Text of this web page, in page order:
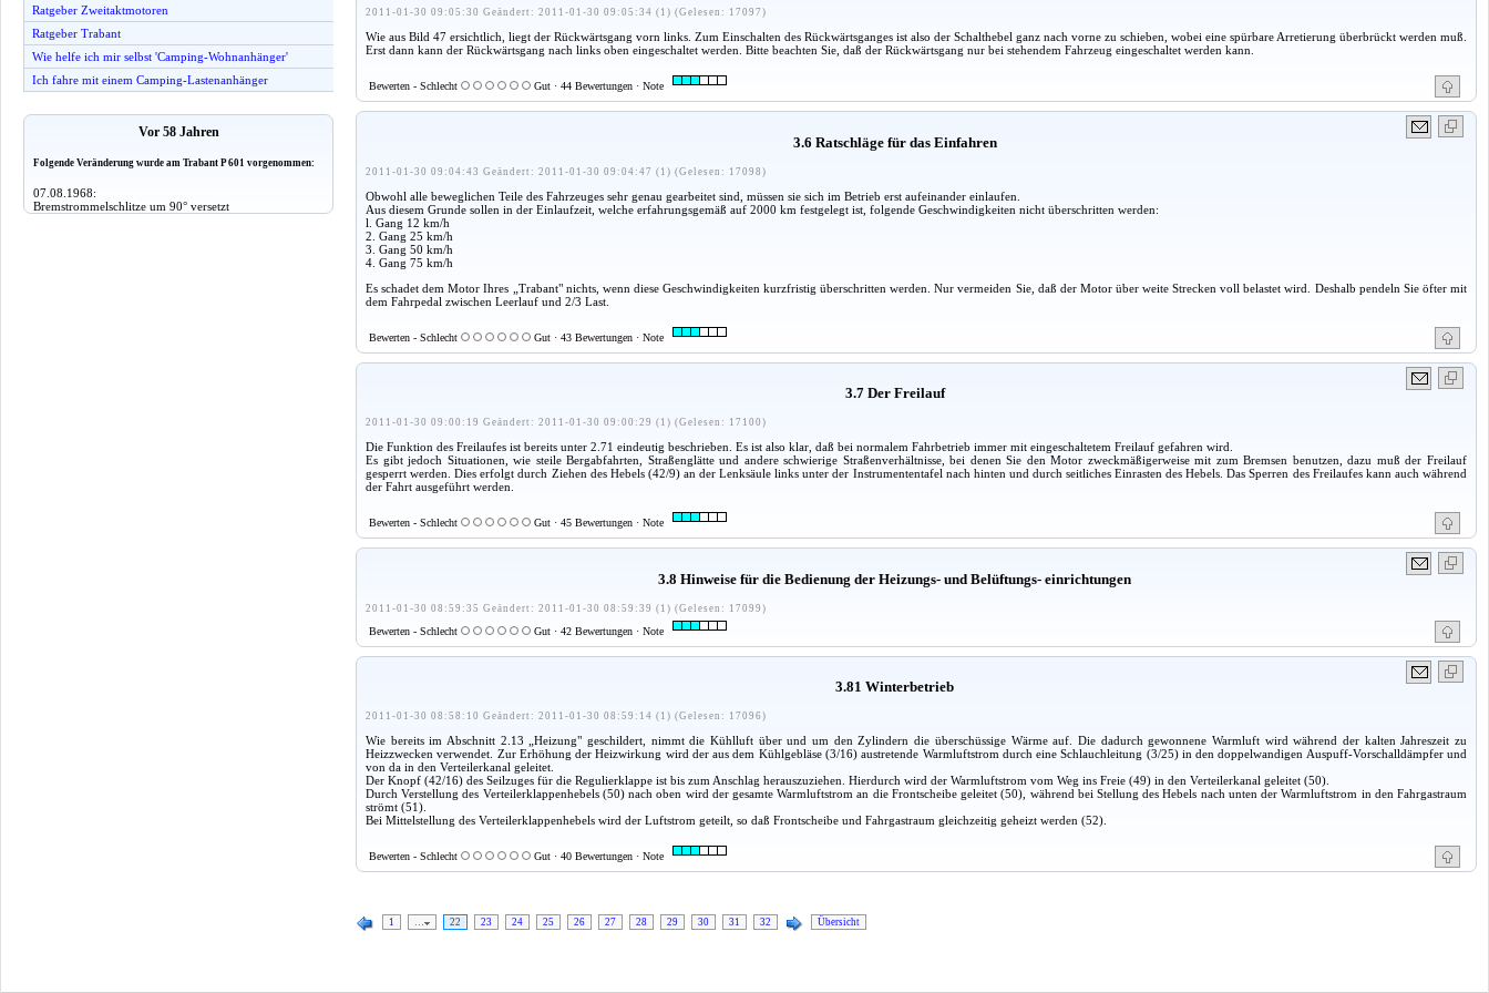
Ratgeber Zweitaktmotoren
Ratgeber Trabant
Wie helfe ich mir selbst 'Camping-Wohnanhänger'
Ich fahre mit einem Camping-Lastenanhänger
Vor 58 Jahren
Folgende Veränderung wurde am Trabant P 601 vorgenommen:
07.08.1968:
Bremstrommelschlitze um 90° versetzt
2011-01-30 09:05:30 Geändert: 2011-01-30 09:05:34 (1) (Gelesen: 17097)
Wie aus Bild 47 ersichtlich, liegt der Rückwärtsgang vorn links. Zum Einschal­ten des Rückwärtsganges ist also der Schalthebel ganz nach vorne zu schieben, wobei eine spürbare Arretierung überbrückt werden muß.
Erst dann kann der Rückwärtsgang nach links oben eingeschaltet werden. Bitte beachten Sie, daß der Rückwärtsgang nur bei stehendem Fahrzeug ein­geschaltet werden kann.
Bewerten - Schlecht Gut · 44 Bewertungen · Note
3.6 Ratschläge für das Einfahren
2011-01-30 09:04:43 Geändert: 2011-01-30 09:04:47 (1) (Gelesen: 17098)
Obwohl alle beweglichen Teile des Fahrzeuges sehr genau gearbeitet sind, müssen sie sich im Betrieb erst aufeinander einlaufen.
Aus diesem Grunde sollen in der Einlaufzeit, welche erfahrungsgemäß auf 2000 km festgelegt ist, folgende Geschwindigkeiten nicht überschritten werden:
l. Gang 12 km/h
2. Gang 25 km/h
3. Gang 50 km/h
4. Gang 75 km/h
Es schadet dem Motor Ihres „Trabant" nichts, wenn diese Geschwindig­keiten kurzfristig überschritten werden. Nur vermeiden Sie, daß der Motor über weite Strecken voll belastet wird. Deshalb pendeln Sie öfter mit
dem Fahrpedal zwischen Leerlauf und 2/3 Last.
Bewerten - Schlecht Gut · 43 Bewertungen · Note
3.7 Der Freilauf
2011-01-30 09:00:19 Geändert: 2011-01-30 09:00:29 (1) (Gelesen: 17100)
Die Funktion des Freilaufes ist bereits unter 2.71 eindeutig beschrieben. Es ist also klar, daß bei normalem Fahrbetrieb immer mit eingeschaltetem Frei­lauf gefahren wird.
Es gibt jedoch Situationen, wie steile Bergabfahrten, Straßenglätte und andere schwierige Straßenverhältnisse, bei denen Sie den Motor zweckmäßigerweise mit zum Bremsen benutzen, dazu muß der Freilauf
gesperrt werden. Dies er­folgt durch Ziehen des Hebels (42/9) an der Lenksäule links unter der In­strumententafel nach hinten und durch seitliches Einrasten des Hebels. Das Sperren des Freilaufes kann auch während
der Fahrt ausgeführt werden.
Bewerten - Schlecht Gut · 45 Bewertungen · Note
3.8 Hinweise für die Bedienung der Heizungs- und Belüftungs- einrichtungen
2011-01-30 08:59:35 Geändert: 2011-01-30 08:59:39 (1) (Gelesen: 17099)
Bewerten - Schlecht Gut · 42 Bewertungen · Note
3.81 Winterbetrieb
2011-01-30 08:58:10 Geändert: 2011-01-30 08:59:14 (1) (Gelesen: 17096)
Wie bereits im Abschnitt 2.13 „Heizung" geschildert, nimmt die Kühlluft über und um den Zylindern die überschüssige Wärme auf. Die dadurch gewonnene Warmluft wird während der kalten Jahreszeit zu
Heizzwecken verwendet. Zur Erhöhung der Heizwirkung wird der aus dem Kühlgebläse (3/16) austretende Warmluftstrom durch eine Schlauchleitung (3/25) in den doppelwandigen Aus­puff-Vorschalldämpfer und
von da in den Verteilerkanal geleitet.
Der Knopf (42/16) des Seilzuges für die Regulierklappe ist bis zum Anschlag herauszuziehen. Hierdurch wird der Warmluftstrom vom Weg ins Freie (49) in den Verteilerkanal geleitet (50).
Durch Verstellung des Verteilerklappenhebels (50) nach oben wird der gesamte Warmluftstrom an die Frontscheibe geleitet (50), während bei Stellung des Hebels nach unten der Warmluftstrom in den Fahrgastraum
strömt (51).
Bei Mittelstellung des Verteilerklappenhebels wird der Luftstrom geteilt, so daß Frontscheibe und Fahrgastraum gleichzeitig geheizt werden (52).
Bewerten - Schlecht Gut · 40 Bewertungen · Note
1 22 23 24 25 26 27 28 29 30 31 32 Übersicht